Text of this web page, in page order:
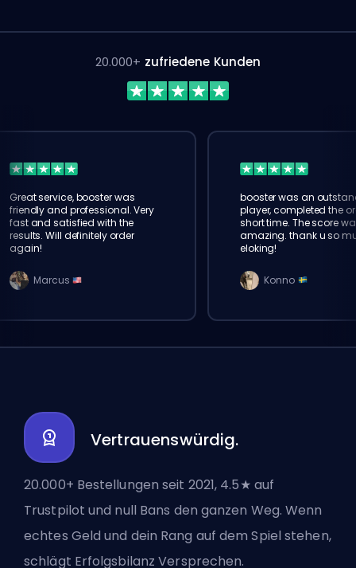
20.000+ zufriedene Kunden
Great service, booster was
friendly and professional. Very
fast and satisfied with the
results. Will definitely order
again!
Marcus
booster was an
player, completed the
short time. The score
amazing. thank u so
eloking!
Konno
Vertrauenswürdig.
20.000+ Bestellungen seit 2021, 4.5★ auf
Trustpilot und null Bans den ganzen Weg. Wenn
echtes Geld und dein Rang auf dem Spiel stehen,
schlägt Erfolgsbilanz Versprechen.